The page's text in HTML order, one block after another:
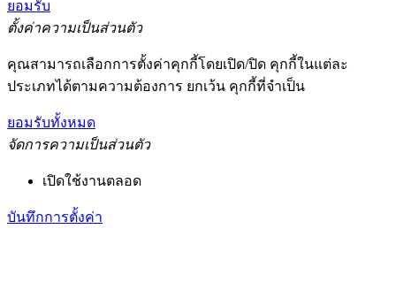
ยอมรับ
ตั้งค่าความเป็นส่วนตัว
คุณสามารถเลือกการตั้งค่าคุกกี้โดยเปิด/ปิด คุกกี้ในแต่ละ
ประเภทได้ตามความต้องการ ยกเว้น คุกกี้ที่จำเป็น
ยอมรับทั้งหมด
จัดการความเป็นส่วนตัว
เปิดใช้งานตลอด
บันทึกการตั้งค่า